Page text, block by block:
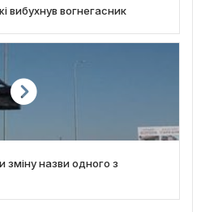
вибухнув вогнегасник
зміну назви одного з